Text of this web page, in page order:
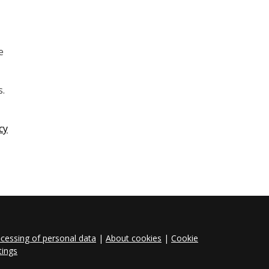
of personal data | About cookies | Cookie